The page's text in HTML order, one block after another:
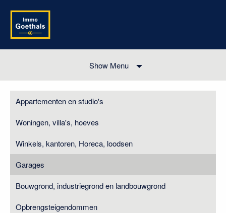
Show Menu
Appartementen en studio's
Woningen, villa's, hoeves
Winkels, kantoren, Horeca, loodsen
Garages
Bouwgrond, industriegrond en landbouwgrond
Opbrengsteigendommen